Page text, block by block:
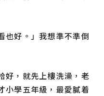
也好。」我想準不準倒
好，就先上樓洗澡，老
小學五年級，最愛膩着